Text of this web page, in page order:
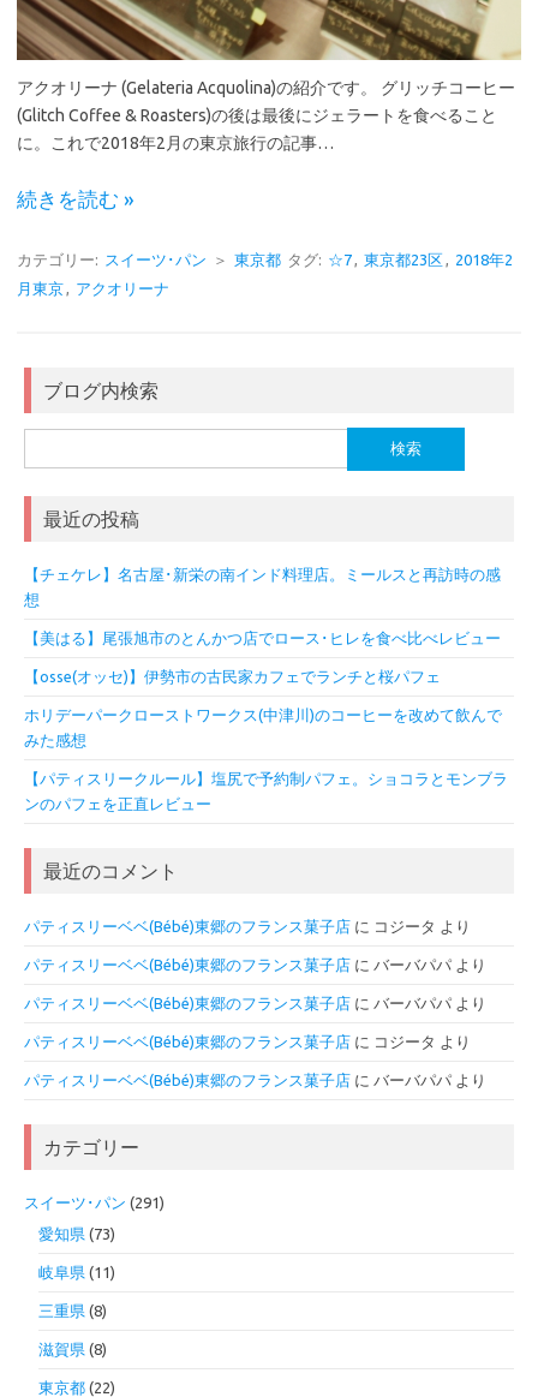
アクオリーナ (Gelateria Acquolina)の紹介です。 グリッチコーヒー
(Glitch Coffee & Roasters)の後は最後にジェラートを食べること
に。これで2018年2月の東京旅行の記事…
続きを読む »
カテゴリー: スイーツ･パン ＞ 東京都 タグ: ☆7 東京都23区
2018年2
月東京
アクオリーナ
ブログ内検索
索:
最近の投稿
【チェケレ】名古屋･新栄の南インド料理店。ミールスと再訪時の感
想
【美はる】尾張旭市のとんかつ店でロース･ヒレを食べ比べレビュー
【osse(オッセ)】伊勢市の古民家カフェでランチと桜パフェ
ホリデーパークローストワークス(中津川)のコーヒーを改めて飲んで
みた感想
【パティスリークルール】塩尻で予約制パフェ。ショコラとモンブラ
ンのパフェを正直レビュー
最近のコメント
パティスリーベベ(Bébé)東郷のフランス菓子店 に コジータ より
パティスリーベベ(Bébé)東郷のフランス菓子店 に バーバパパ より
パティスリーベベ(Bébé)東郷のフランス菓子店 に バーバパパ より
パティスリーベベ(Bébé)東郷のフランス菓子店 に コジータ より
パティスリーベベ(Bébé)東郷のフランス菓子店 に バーバパパ より
カテゴリー
スイーツ･パン (291)
愛知県 (73)
岐阜県 (11)
三重県 (8)
滋賀県 (8)
東京都 (22)